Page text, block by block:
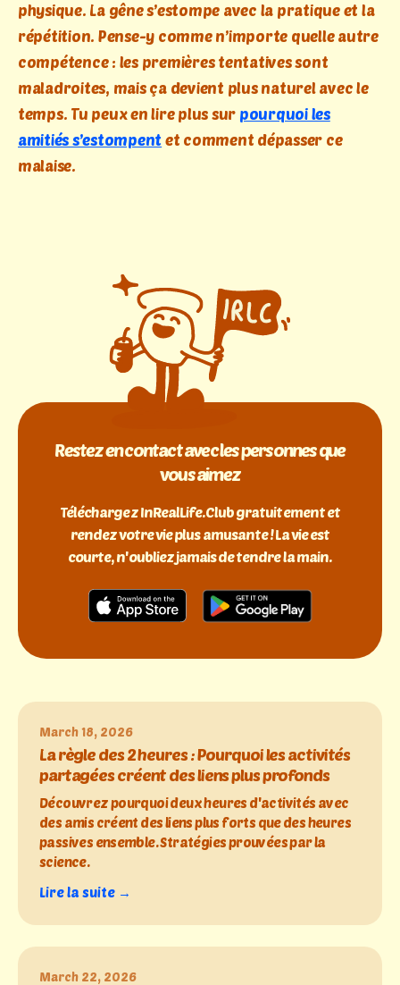
physique. La gêne s’estompe avec la pratique et la
répétition. Pense-y comme n’importe quelle autre
compétence : les premières tentatives sont
maladroites, mais ça devient plus naturel avec le
temps. Tu peux en lire plus sur pourquoi les
amitiés s’estompent et comment dépasser ce
malaise.
Restez en contact avec les personnes que
vous aimez
Téléchargez InRealLife.Club gratuitement et
rendez votre vie plus amusante ! La vie est
courte, n'oubliez jamais de tendre la main.
March 18, 2026
La règle des 2 heures : Pourquoi les activités
partagées créent des liens plus profonds
Découvrez pourquoi deux heures d'activités avec
des amis créent des liens plus forts que des heures
passives ensemble. Stratégies prouvées par la
science.
Lire la suite →
March 22, 2026